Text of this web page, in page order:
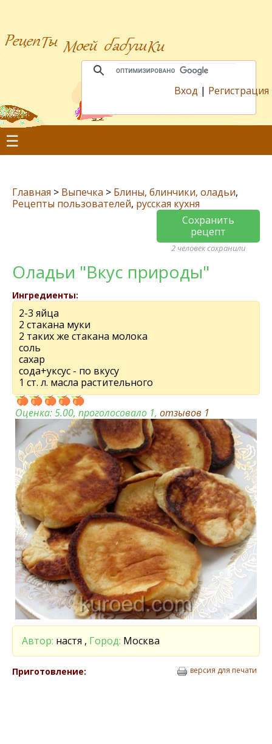
Вход | Регистрация
☰
Главная > Выпечка > Блины, блинчики, оладьи,
Рецепты пользователей, русская кухня
Сохранить
рецепт
2 человек сохранили
Оладьи "Вкус природы"
Ингредиенты:
2-3 яйца
2 стакана муки
2 таких же стакана молока
соль
сахар
сода+уксус - по вкусу
1 ст. л. масла растительного
Оценка:5.00, проголосовало 1, отзывов 1
Автор: настя , Город: Москва
Приготовление: версия для печати